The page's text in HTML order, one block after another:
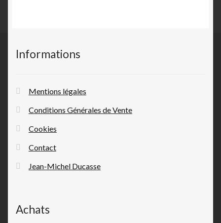
Informations
Mentions légales
Conditions Générales de Vente
Cookies
Contact
Jean-Michel Ducasse
Achats